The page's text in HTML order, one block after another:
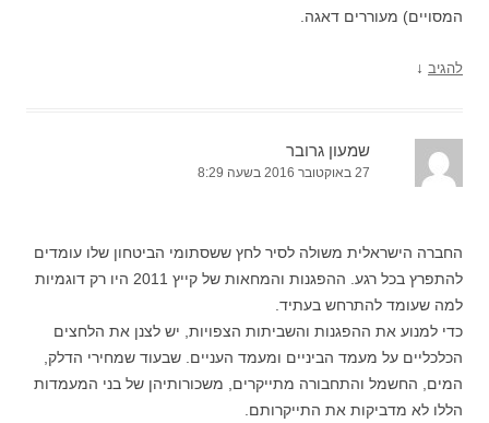
המסויים) מעוררים דאגה.
להגיב ↓
שמעון גרובר
27 באוקטובר 2016 בשעה 8:29
החברה הישראלית משולה לסיר לחץ ששסתומי הביטחון שלו עומדים
להתפרץ בכל רגע. ההפגנות והמחאות של קייץ 2011 היו רק דוגמיות
למה שעומד להתרחש בעתיד.
כדי למנוע את ההפגנות והשביתות הצפויות, יש לצנן את הלחצים
הכלכליים על מעמד הביניים ומעמד העניים. שבעוד שמחירי הדלק,
המים, החשמל והתחבורה מתייקרים, משכורותיהן של בני המעמדות
הללו לא מדביקות את התייקרותם.